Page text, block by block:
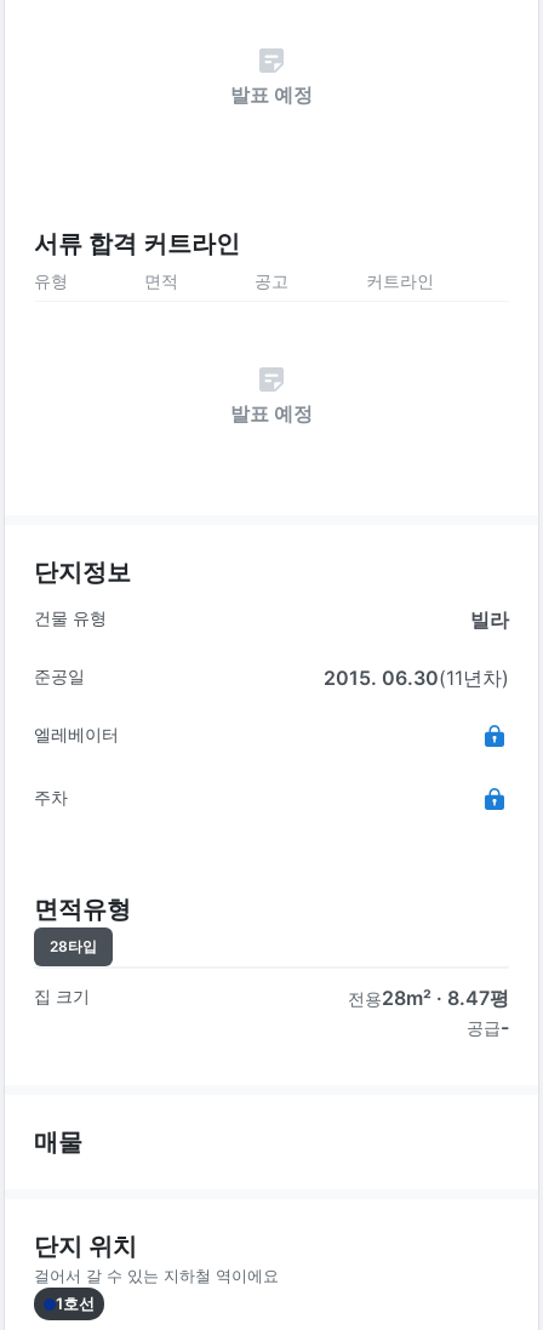
발표 예정
서류 합격 커트라인
유형 면적 공고 커트라인
발표 예정
단지정보
건물 유형 빌라
준공일 2015. 06.30(11년차)
엘레베이터
주차
면적유형
28타입
집 크기 전용28m² · 8.47평
공급-
매물
단지 위치
걸어서 갈 수 있는 지하철 역이에요
1호선